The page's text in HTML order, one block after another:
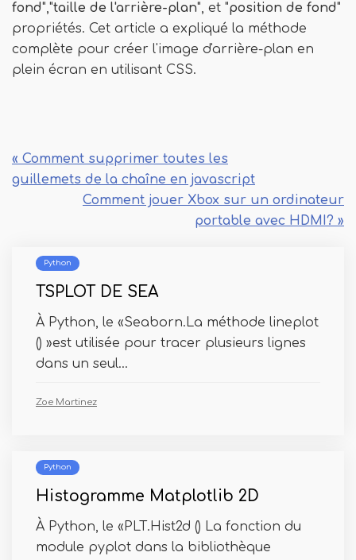
fond","taille de l'arrière-plan", et "position de fond"
propriétés. Cet article a expliqué la méthode
complète pour créer l'image d'arrière-plan en
plein écran en utilisant CSS.
« Comment supprimer toutes les
guillemets de la chaîne en javascript
Comment jouer Xbox sur un ordinateur
portable avec HDMI? »
Python
TSPLOT DE SEA
À Python, le «Seaborn.La méthode lineplot
() »est utilisée pour tracer plusieurs lignes
dans un seul...
Zoe Martinez
Python
Histogramme Matplotlib 2D
À Python, le «PLT.Hist2d () La fonction du
module pyplot dans la bibliothèque